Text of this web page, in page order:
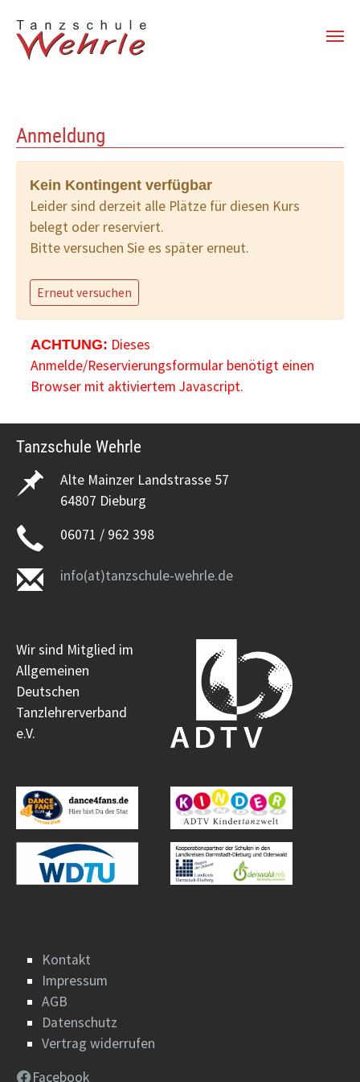
Anmeldung
Kein Kontingent verfügbar
Leider sind derzeit alle Plätze für diesen Kurs
belegt oder reserviert.
Bitte versuchen Sie es später erneut.
Erneut versuchen
ACHTUNG: Dieses
Anmelde/Reservierungsformular benötigt einen
Browser mit aktiviertem Javascript.
Tanzschule Wehrle
Alte Mainzer Landstrasse 57
64807 Dieburg
06071 / 962 398
info(at)tanzschule-wehrle.de
Wir sind Mitglied im
Allgemeinen
Deutschen
Tanzlehrerverband
e.V.
Kontakt
Impressum
AGB
Datenschutz
Vertrag widerrufen
Facebook